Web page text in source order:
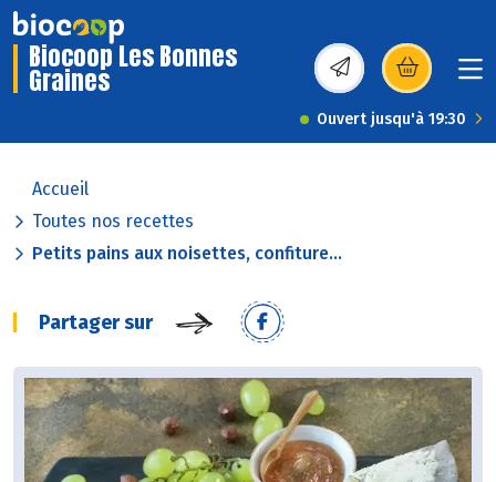
Biocoop Les Bonnes
Graines (s’ouvre dans une
Ouvert jusqu'à 19:30
Accueil
Toutes nos recettes
Petits pains aux noisettes, confiture...
Partager sur